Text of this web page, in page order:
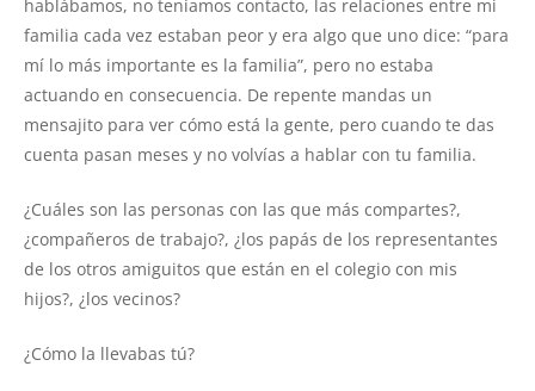
hablábamos, no teníamos contacto, las relaciones entre mi
familia cada vez estaban peor y era algo que uno dice: “para
mí lo más importante es la familia”, pero no estaba
actuando en consecuencia. De repente mandas un
mensajito para ver cómo está la gente, pero cuando te das
cuenta pasan meses y no volvías a hablar con tu familia.
¿Cuáles son las personas con las que más compartes?,
¿compañeros de trabajo?, ¿los papás de los representantes
de los otros amiguitos que están en el colegio con mis
hijos?, ¿los vecinos?
¿Cómo la llevabas tú?